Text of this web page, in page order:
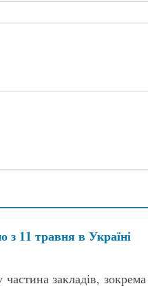
з 11 травня в Україні
закладів,